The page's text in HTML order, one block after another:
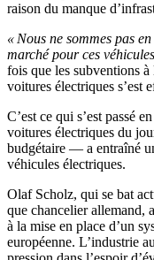
raison du manque
« Nous ne sommes pas
marché pour ces
fois que les subventions à
voitures électriques s’est
C’est ce qui s’est passé
voitures électriques du
budgétaire — a entraîné
véhicules électriques.
Olaf Scholz, qui se bat
que chancelier allemand,
à la mise en place d’un
européenne. L’industrie